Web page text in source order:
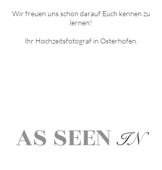
Wir freuen uns schon darauf Euch kennen zu
lernen!
Ihr Hochzeitsfotograf in Osterhofen
AS SEEN IN